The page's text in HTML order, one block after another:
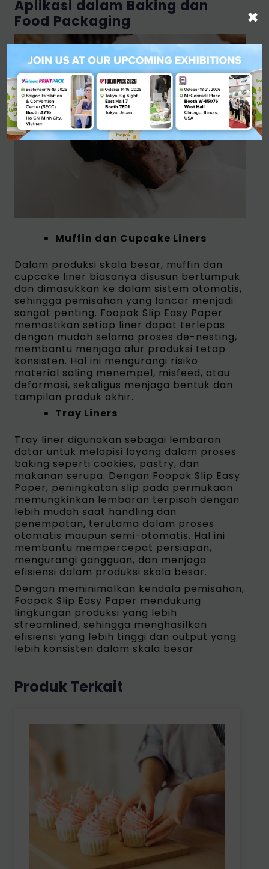
Aplikasi dalam Baking dan
Food Packaging
Muffin dan Cupcake Liners
Dalam produksi skala besar, muffin dan
cupcake liner biasanya disusun bertumpuk
dan dimasukkan ke dalam sistem otomatis,
sehingga pemisahan yang lancar menjadi
sangat penting. Foopak Slip Easy Paper
memastikan setiap liner dapat terlepas
dengan mudah selama proses de-nesting,
membantu menjaga alur produksi tetap
konsisten. Hal ini mengurangi risiko
material saling menempel, misfeed, atau
deformasi, sekaligus menjaga bentuk dan
tampilan produk akhir.
Tray Liners
Tray liner digunakan sebagai lembaran
datar untuk melapisi loyang dalam proses
baking seperti cookies, pastry, dan
makanan serupa. Dengan Foopak Slip Easy
Paper, peningkatan slip pada permukaan
memungkinkan lembaran terpisah dengan
lebih mudah saat handling dan
penempatan, terutama dalam proses
otomatis maupun semi-otomatis. Hal ini
membantu mempercepat persiapan,
mengurangi gangguan, dan menjaga
efisiensi dalam produksi skala besar.
Dengan meminimalkan kendala pemisahan,
Foopak Slip Easy Paper mendukung
lingkungan produksi yang lebih
streamlined, sehingga menghasilkan
efisiensi yang lebih tinggi dan output yang
lebih konsisten dalam skala besar.
Produk Terkait
×